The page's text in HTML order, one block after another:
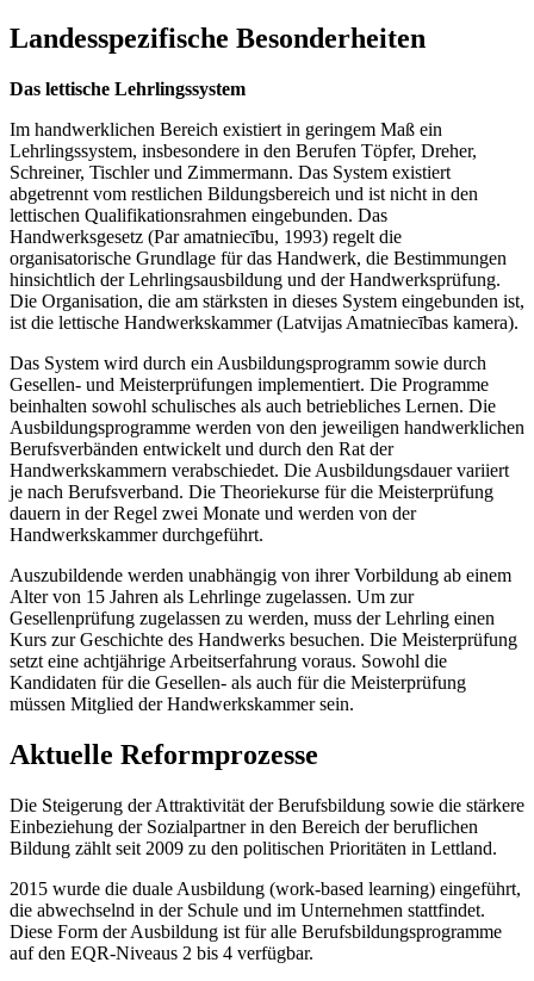
Landesspezifische Besonderheiten
Das lettische Lehrlingssystem
Im handwerklichen Bereich existiert in geringem Maß ein
Lehrlingssystem, insbesondere in den Berufen Töpfer, Dreher,
Schreiner, Tischler und Zimmermann. Das System existiert
abgetrennt vom restlichen Bildungsbereich und ist nicht in den
lettischen Qualifikationsrahmen eingebunden. Das
Handwerksgesetz (Par amatniecību, 1993) regelt die
organisatorische Grundlage für das Handwerk, die Bestimmungen
hinsichtlich der Lehrlingsausbildung und der Handwerksprüfung.
Die Organisation, die am stärksten in dieses System eingebunden ist,
ist die lettische Handwerkskammer (Latvijas Amatniecības kamera).
Das System wird durch ein Ausbildungsprogramm sowie durch
Gesellen- und Meisterprüfungen implementiert. Die Programme
beinhalten sowohl schulisches als auch betriebliches Lernen. Die
Ausbildungsprogramme werden von den jeweiligen handwerklichen
Berufsverbänden entwickelt und durch den Rat der
Handwerkskammern verabschiedet. Die Ausbildungsdauer variiert
je nach Berufsverband. Die Theoriekurse für die Meisterprüfung
dauern in der Regel zwei Monate und werden von der
Handwerkskammer durchgeführt.
Auszubildende werden unabhängig von ihrer Vorbildung ab einem
Alter von 15 Jahren als Lehrlinge zugelassen. Um zur
Gesellenprüfung zugelassen zu werden, muss der Lehrling einen
Kurs zur Geschichte des Handwerks besuchen. Die Meisterprüfung
setzt eine achtjährige Arbeitserfahrung voraus. Sowohl die
Kandidaten für die Gesellen- als auch für die Meisterprüfung
müssen Mitglied der Handwerkskammer sein.
Aktuelle Reformprozesse
Die Steigerung der Attraktivität der Berufsbildung sowie die stärkere
Einbeziehung der Sozialpartner in den Bereich der beruflichen
Bildung zählt seit 2009 zu den politischen Prioritäten in Lettland.
2015 wurde die duale Ausbildung (work-based learning) eingeführt,
die abwechselnd in der Schule und im Unternehmen stattfindet.
Diese Form der Ausbildung ist für alle Berufsbildungsprogramme
auf den EQR-Niveaus 2 bis 4 verfügbar.